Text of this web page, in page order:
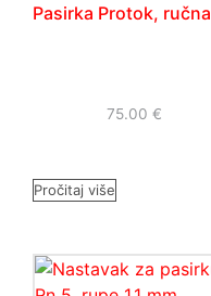
Pasirka Protok, ručna
75.00 €
Pročitaj više